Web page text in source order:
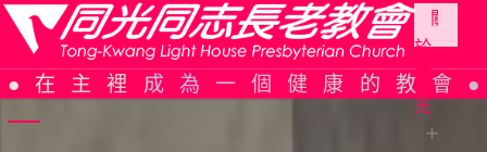
Skip
to
content
在主裡成為一個健康的教會
關
於
同
光